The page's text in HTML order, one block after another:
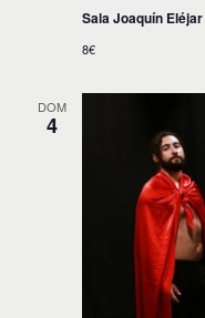
Sala Joaquín Eléjar
8€
DOM
4